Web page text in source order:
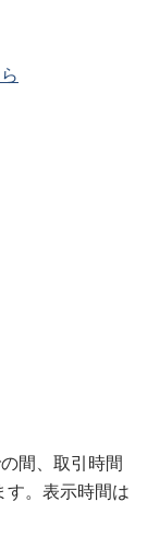
間、取引時間
す。表示時間は